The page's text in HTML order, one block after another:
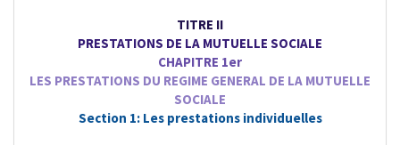
TITRE II
PRESTATIONS DE LA MUTUELLE SOCIALE
CHAPITRE 1er
LES PRESTATIONS DU REGIME GENERAL DE LA MUTUELLE
SOCIALE
Section 1: Les prestations individuelles